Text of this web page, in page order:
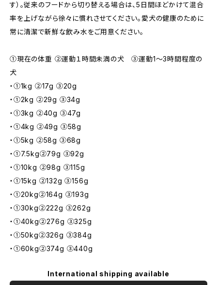
す）。従来のフードから切り替える場合は、5日間ほどかけて混合
率を上げながら徐々に慣れさせてください。愛犬の健康のために
常に清潔で新鮮な飲み水をご用意ください。
①現在の体重 ②運動１時間未満の犬 ③運動1～3時間程度の
犬
・①1kg ②17g ③20g
・①2kg ②29g ③34g
・①3kg ②40g ③47g
・①4kg ②49g ③58g
・①5kg ②58g ③68g
・①7.5kg②79g ③92g
・①10kg ②98g ③115g
・①15kg ②132g ③156g
・①20kg②164g ③193g
・①30kg②222g ③262g
・①40kg②276g ③325g
・①50kg②326g ③384g
・①60kg②374g ③440g
International shipping available